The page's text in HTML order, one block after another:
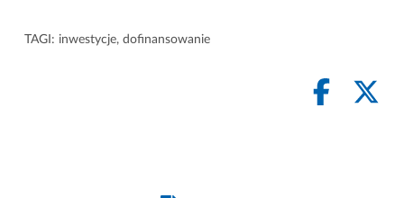
TAGI: inwestycje, dofinansowanie